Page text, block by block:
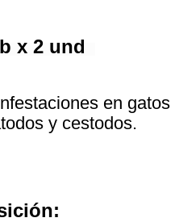
x 2 und
en gatos
y cestodos.